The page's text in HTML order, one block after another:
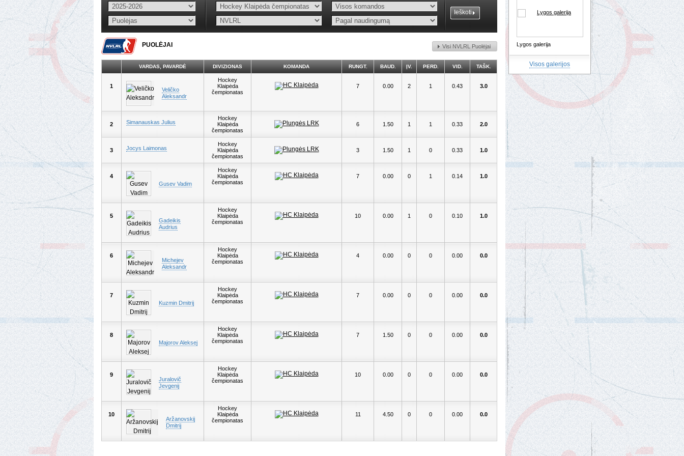
PUOLĖJAI Visi NVLRL Puolėjai
VARDAS, PAVARDĖ DIVIZIONAS KOMANDA RUNGT. BAUD. ĮV. PERD. VID. TAŠK.
1
Veličko
Aleksandr
Hockey
Klaipėda
čempionatas
7 0.00 2 1 0.43 3.0
2 Simanauskas Julius
Hockey
Klaipėda
čempionatas
6 1.50 1 1 0.33 2.0
3 Jocys Laimonas
Hockey
Klaipėda
čempionatas
3 1.50 1 0 0.33 1.0
4
Gusev Vadim
Hockey
Klaipėda
čempionatas
7 0.00 0 1 0.14 1.0
5
Gadeikis
Audrius
Hockey
Klaipėda
čempionatas
10 0.00 1 0 0.10 1.0
6
Michejev
Aleksandr
Hockey
Klaipėda
čempionatas
4 0.00 0 0 0.00 0.0
7
Kuzmin Dmitrij
Hockey
Klaipėda
čempionatas
7 0.00 0 0 0.00 0.0
8
Majorov Aleksej
Hockey
Klaipėda
čempionatas
7 1.50 0 0 0.00 0.0
9
Juralovič
Jevgenij
Hockey
Klaipėda
čempionatas
10 0.00 0 0 0.00 0.0
10
Aržanovskij
Dmitrij
Hockey
Klaipėda
čempionatas
11 4.50 0 0 0.00 0.0
Lygos galerija
Visos galerijos